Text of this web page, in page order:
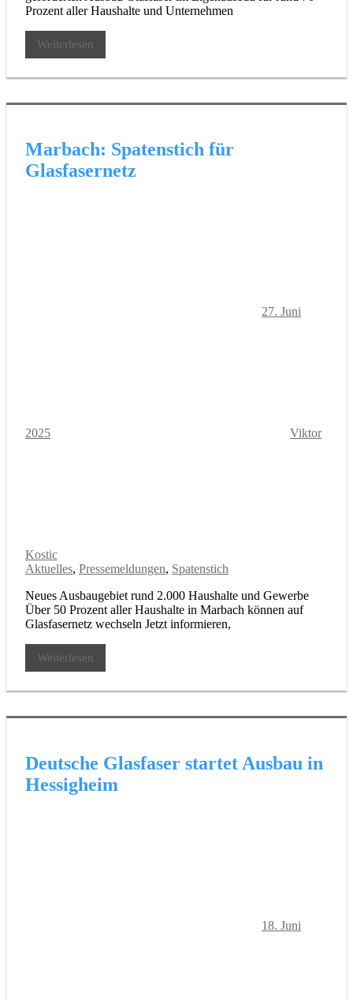
Prozent aller Haushalte und Unternehmen
Weiterlesen
Marbach: Spatenstich für
Glasfasernetz
27. Juni
2025 Viktor
Kostic
Aktuelles, Pressemeldungen, Spatenstich
Neues Ausbaugebiet rund 2.000 Haushalte und Gewerbe
Über 50 Prozent aller Haushalte in Marbach können auf
Glasfasernetz wechseln Jetzt informieren,
Weiterlesen
Deutsche Glasfaser startet Ausbau in
Hessigheim
18. Juni